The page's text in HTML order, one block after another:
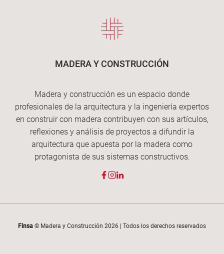
MADERA Y CONSTRUCCIÓN
Madera y construcción es un espacio donde
profesionales de la arquitectura y la ingeniería expertos
en construir con madera contribuyen con sus artículos,
reflexiones y análisis de proyectos a difundir la
arquitectura que apuesta por la madera como
protagonista de sus sistemas constructivos.
Finsa © Madera y Construcción 2026 | Todos los derechos reservados